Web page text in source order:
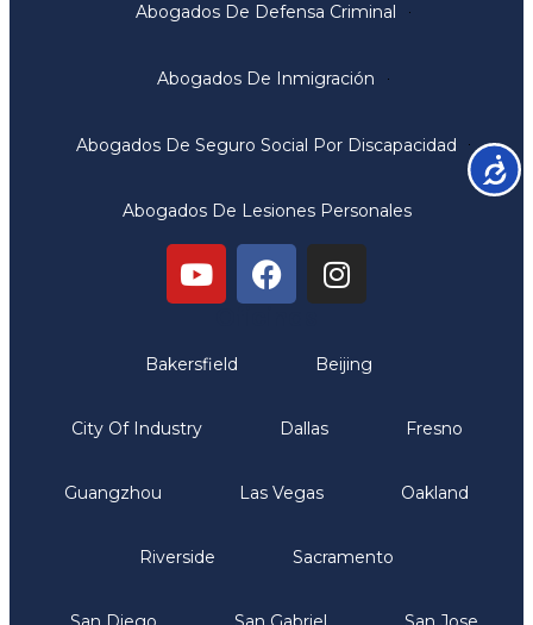
Abogados De Defensa Criminal
Abogados De Inmigración
Abogados De Seguro Social Por Discapacidad
Abogados De Lesiones Personales
Bakersfield Beijing
City Of Industry Dallas Fresno
Guangzhou Las Vegas Oakland
Riverside Sacramento